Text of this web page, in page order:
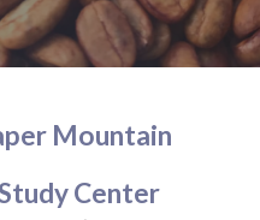
Mountain
Center